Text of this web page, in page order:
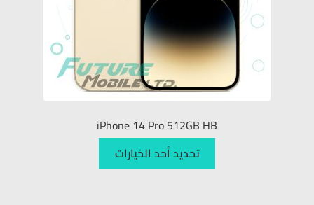
iPhone 14 Pro 512GB HB
تحديد أحد الخيارات